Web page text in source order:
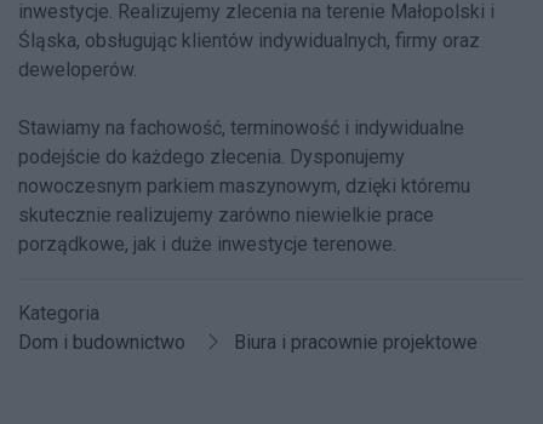
inwestycje. Realizujemy zlecenia na terenie Małopolski i
Śląska, obsługując klientów indywidualnych, firmy oraz
deweloperów.
Stawiamy na fachowość, terminowość i indywidualne
podejście do każdego zlecenia. Dysponujemy
nowoczesnym parkiem maszynowym, dzięki któremu
skutecznie realizujemy zarówno niewielkie prace
porządkowe, jak i duże inwestycje terenowe.
Kategoria
Dom i budownictwo
Biura i pracownie projektowe